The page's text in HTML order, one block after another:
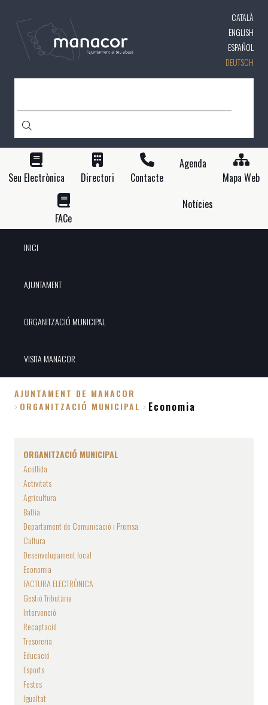
CATALÀ
ENGLISH
ESPAÑOL
DEUTSCH
Seu Electrònica Directori Contacte
Agenda
Mapa Web
FACe
Notícies
INICI
AJUNTAMENT
ORGANITZACIÓ MUNICIPAL
VISITA MANACOR
Breadcrumb
AJUNTAMENT DE MANACOR
ORGANITZACIÓ MUNICIPAL
Economia
ORGANITZACIÓ MUNICIPAL
Acollida
Activitats
Agricultura
Batlia
Departament de Comunicació i Premsa
Cultura
Desenvolupament local
Economia
FACTURA ELECTRÒNICA
Gestió Tributària
Intervenció
Recaptació
Tresoreria
Educació
Esports
Festes
Igualtat